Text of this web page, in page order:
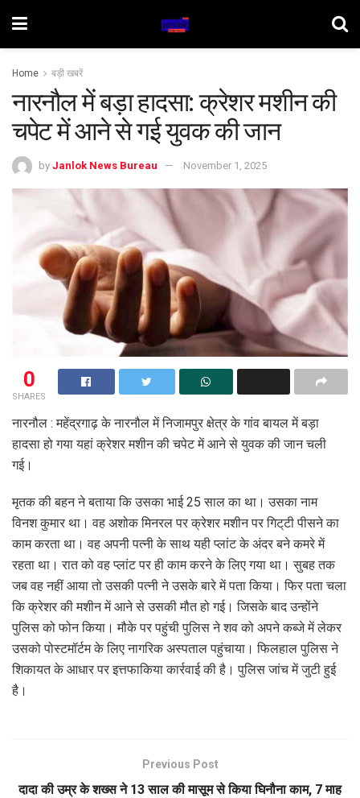
Home बड़ी खबरें
नारनौल में बड़ा हादसा: क्रेशर मशीन की
चपेट में आने से गई युवक की जान
by Janlok News Bureau November 1, 2025
0
SHARES
नारनौल : महेंद्रगाढ़ के नारनौल में निजामपुर क्षेत्र के गांव बायल में बड़ा
हादसा हो गया यहां क्रेशर मशीन की चपेट में आने से युवक की जान चली
गई।
मृतक की बहन ने बताया कि उसका भाई 25 साल का था। उसका नाम
विनश कुमार था। वह अशोक मिनरल पर क्रेशर मशीन पर गिट्‌टी पीसने का
काम करता था। वह अपनी पत्नी के साथ यही प्लांट के अंदर बने कमरे में
रहता था। रात को वह प्लांट पर ही काम करने के लिए गया था। सुबह तक
जब वह नहीं आया तो उसकी पत्नी ने उसके बारे में पता किया। फिर पता चला
कि क्रेशर की मशीन में आने से उसकी मौत हो गई। जिसके बाद उन्होंने
पुलिस को फोन किया। मौके पर पहुंची पुलिस ने शव को अपने कब्जे में लेकर
उसको पोस्टमॉर्टम के लिए नागरिक अस्पताल पहुंचाया। फिलहाल पुलिस ने
शिकायत के आधार पर इत्तफाकिया कार्रवाई की है। पुलिस जांच में जुटी हुई
है।
Previous Post
दादा की उम्र के शख्स ने 13 साल की मासूम से किया घिनौना काम, 7 माह